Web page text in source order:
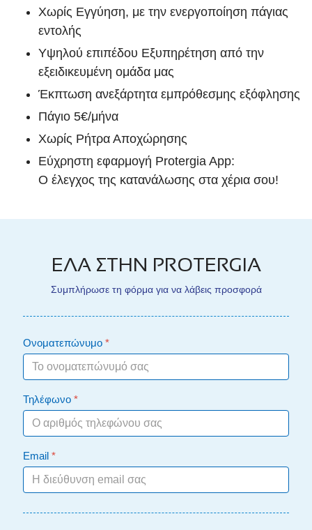
Χωρίς Εγγύηση, με την ενεργοποίηση πάγιας
εντολής
Υψηλού επιπέδου Εξυπηρέτηση από την
εξειδικευμένη ομάδα μας
Έκπτωση ανεξάρτητα εμπρόθεσμης εξόφλησης
Πάγιο 5€/μήνα
Χωρίς Ρήτρα Αποχώρησης
Εύχρηστη εφαρμογή Protergia App:
Ο έλεγχος της κατανάλωσης στα χέρια σου!
ΕΛΑ ΣΤΗΝ PROTERGIA
Συμπλήρωσε τη φόρμα για να λάβεις προσφορά
Ονοματεπώνυμο *
Τηλέφωνο *
Email *